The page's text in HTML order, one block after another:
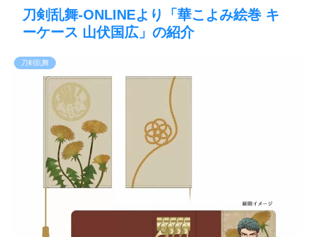
刀剣乱舞-ONLINEより「華こよみ絵巻 キ
ーケース 山伏国広」の紹介
刀剣乱舞